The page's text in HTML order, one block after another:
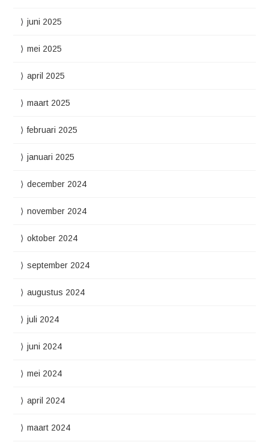
juni 2025
mei 2025
april 2025
maart 2025
februari 2025
januari 2025
december 2024
november 2024
oktober 2024
september 2024
augustus 2024
juli 2024
juni 2024
mei 2024
april 2024
maart 2024